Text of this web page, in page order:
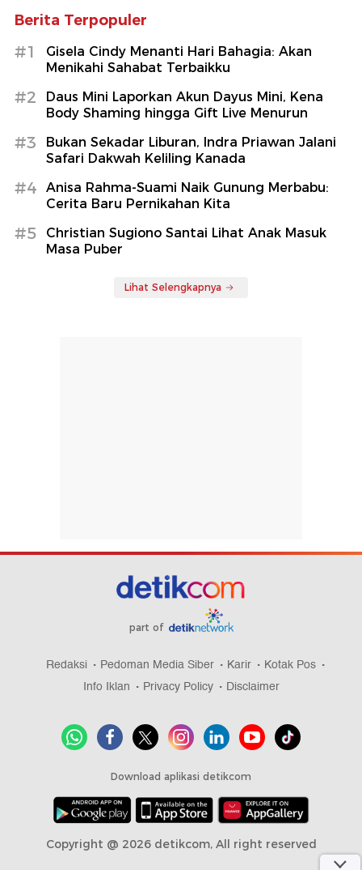
Berita Terpopuler
#1
Gisela Cindy Menanti Hari Bahagia: Akan
Menikahi Sahabat Terbaikku
#2
Daus Mini Laporkan Akun Dayus Mini, Kena
Body Shaming hingga Gift Live Menurun
#3
Bukan Sekadar Liburan, Indra Priawan Jalani
Safari Dakwah Keliling Kanada
#4
Anisa Rahma-Suami Naik Gunung Merbabu:
Cerita Baru Pernikahan Kita
#5
Christian Sugiono Santai Lihat Anak Masuk
Masa Puber
Lihat Selengkapnya
part of
Redaksi Pedoman Media Siber Karir
Kotak Pos
Info Iklan
Privacy Policy Disclaimer
Download aplikasi detikcom
Copyright @ 2026 detikcom, All right reserved